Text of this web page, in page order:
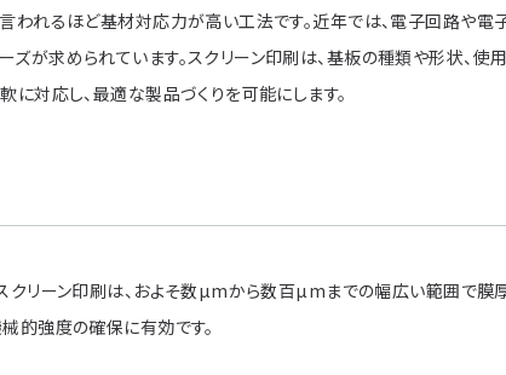
われるほど基材対応力が高い工法です。近年では、電子回路や電
が求められています。スクリーン印刷は、基板の種類や形状、使
対応し、最適な製品づくりを可能にします。
クリーン印刷は、およそ数µmから数百µmまでの幅広い範囲で膜
的強度の確保に有効です。